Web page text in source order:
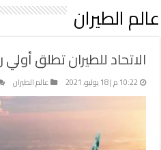
عالم الطيران
الاتحاد للطيران تطلق أولي
10:22 م | 18 يوليو، 2021 عالم الطيران